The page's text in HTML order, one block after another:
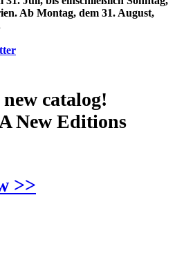
Ab Montag, dem 31. August,
catalog!
New Editions
>>